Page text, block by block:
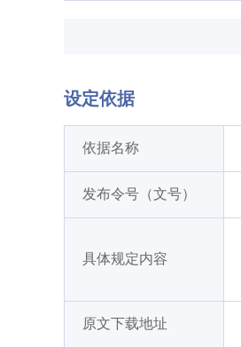
设定依据
依据名称
发布令号（文号）
具体规定内容
原文下载地址